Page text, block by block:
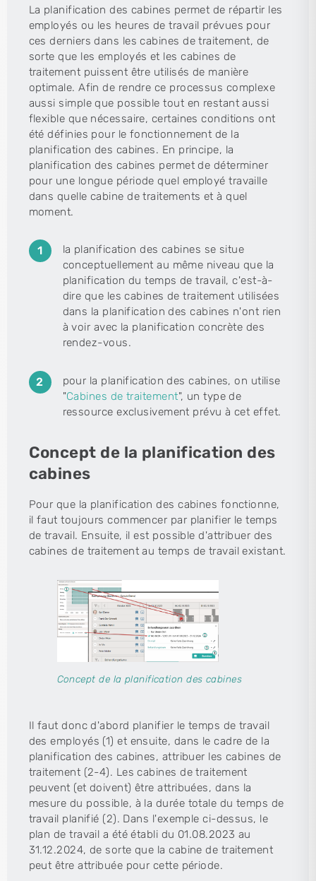
La planification des cabines permet de répartir les
employés ou les heures de travail prévues pour
ces derniers dans les cabines de traitement, de
sorte que les employés et les cabines de
traitement puissent être utilisés de manière
optimale. Afin de rendre ce processus complexe
aussi simple que possible tout en restant aussi
flexible que nécessaire, certaines conditions ont
été définies pour le fonctionnement de la
planification des cabines. En principe, la
planification des cabines permet de déterminer
pour une longue période quel employé travaille
dans quelle cabine de traitements et à quel
moment.
la planification des cabines se situe
conceptuellement au même niveau que la
planification du temps de travail, c'est-à-
dire que les cabines de traitement utilisées
dans la planification des cabines n'ont rien
à voir avec la planification concrète des
rendez-vous.
pour la planification des cabines, on utilise
"Cabines de traitement", un type de
ressource exclusivement prévu à cet effet.
Concept de la planification des
cabines
Pour que la planification des cabines fonctionne,
il faut toujours commencer par planifier le temps
de travail. Ensuite, il est possible d'attribuer des
cabines de traitement au temps de travail existant.
Concept de la planification des cabines
Il faut donc d'abord planifier le temps de travail
des employés (1) et ensuite, dans le cadre de la
planification des cabines, attribuer les cabines de
traitement (2-4). Les cabines de traitement
peuvent (et doivent) être attribuées, dans la
mesure du possible, à la durée totale du temps de
travail planifié (2). Dans l'exemple ci-dessus, le
plan de travail a été établi du 01.08.2023 au
31.12.2024, de sorte que la cabine de traitement
peut être attribuée pour cette période.